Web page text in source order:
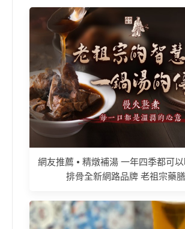
網友推薦 • 精燉補湯 一年四季都可
排骨全新網路品牌 老祖宗藥